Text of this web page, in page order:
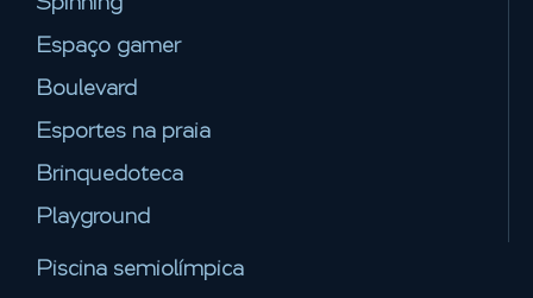
Espaço gamer
Boulevard
Esportes na praia
Brinquedoteca
Playground
Piscina semiolímpica